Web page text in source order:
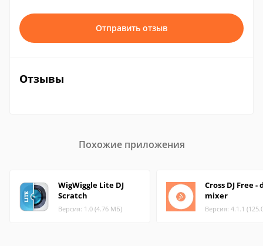
Отправить отзыв
Отзывы
Похожие приложения
WigWiggle Lite DJ
Scratch
Версия: 1.0 (4.76 МБ)
Cross DJ Free -
mixer
Версия: 4.1.1